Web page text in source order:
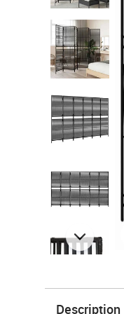
Description